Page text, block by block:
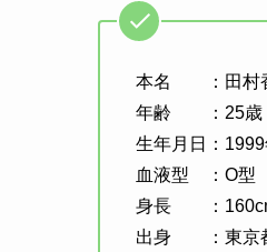
本名 ：田村香
年齢 ：25歳（
生年月日：1999
血液型 ：O型
身長 ：
出身 ：東京